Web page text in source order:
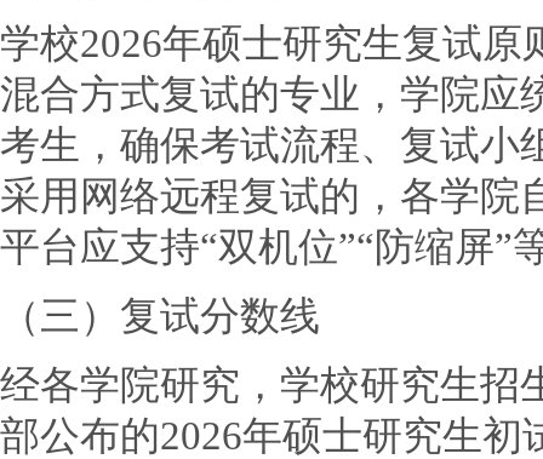
学校2026年硕士研究生复试
混合方式复试的专业，学院应
考生，确保考试流程、复试小
采用网络远程复试的，各学院
平台应支持“双机位”“防缩屏”
（三）复试分数线
经各学院研究，学校研究生招
部公布的2026年硕士研究生